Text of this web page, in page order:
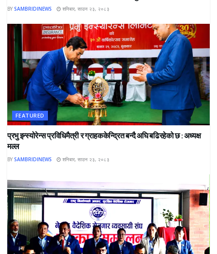
BY SAMBRIDINEWS शनिबार, साउन २३, २०८३
FEATURED
प्रभु इन्स्योरेन्स प्रविधिमैत्री र ग्राहककेन्द्रित बन्दै अघि बढिरहेको छ : अध्यक्ष
मल्ल
BY SAMBRIDINEWS शनिबार, साउन २३, २०८३